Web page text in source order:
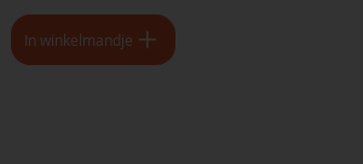
In winkelmandje